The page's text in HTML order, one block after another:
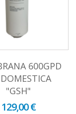
600GPD
"GSH"
129,00 €